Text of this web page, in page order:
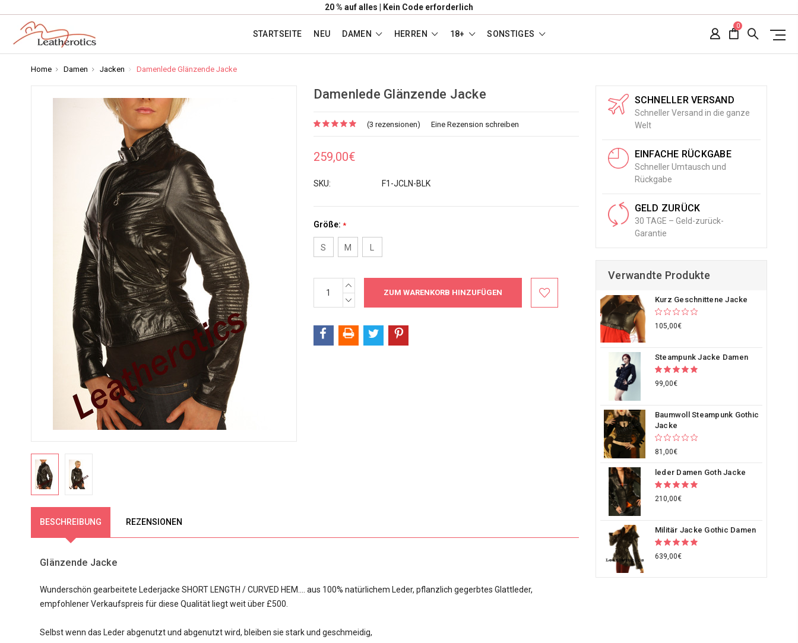
20 % auf alles | Kein Code erforderlich
STARTSEITE NEU DAMEN HERREN 18+ SONSTIGES
0
Home Damen Jacken Damenlede Glänzende Jacke
Damenlede Glänzende Jacke
(3 rezensionen) Eine Rezension schreiben
259,00€
SKU: F1-JCLN-BLK
Größe: *
S M
Aktueller
Bestand:
MENGE
ERHÖHEN:
MENGE
VERRINGERN:
BESCHREIBUNG REZENSIONEN
Glänzende Jacke
Wunderschön gearbeitete Lederjacke SHORT LENGTH / CURVED HEM.... aus 100% natürlichem Leder, pflanzlich gegerbtes Glattleder,
empfohlener Verkaufspreis für diese Qualität liegt weit über £500.
Selbst wenn das Leder abgenutzt und abgenutzt wird, bleiben sie stark und geschmeidig,
SCHNELLER VERSAND
Schneller Versand in die ganze
Welt
EINFACHE RÜCKGABE
Schneller Umtausch und
Rückgabe
GELD ZURÜCK
30 TAGE – Geld-zurück-
Garantie
Verwandte Produkte
Kurz Geschnittene Jacke
105,00€
Steampunk Jacke Damen
99,00€
Baumwoll Steampunk Gothic
Jacke
81,00€
leder Damen Goth Jacke
210,00€
Militär Jacke Gothic Damen
639,00€